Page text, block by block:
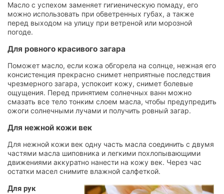
Масло с успехом заменяет гигиеническую помаду, его
можно использовать при обветренных губах, а также
перед выходом на улицу при ветреной или морозной
погоде.
Для ровного красивого загара
Поможет масло, если кожа обгорела на солнце, нежная его
консистенция прекрасно снимет неприятные последствия
чрезмерного загара, успокоит кожу, снимет болевые
ощущения. Перед принятием солнечных ванн можно
смазать все тело тонким слоем масла, чтобы предупредить
ожоги солнечными лучами и получить ровный загар.
Для нежной кожи век
Для нежной кожи век одну часть масла соединить с двумя
частями масла шиповника и легкими похлопывающими
движениями аккуратно нанести на кожу век. Через час
остатки масел снимите влажной салфеткой.
Для рук